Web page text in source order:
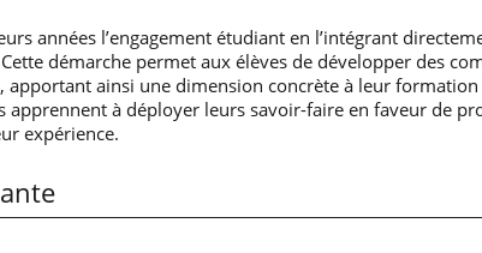
années l’engagement étudiant en l’intégrant
démarche permet aux élèves de développer des
apportant ainsi une dimension concrète à leur
apprennent à déployer leurs savoir-faire en faveur de
expérience.